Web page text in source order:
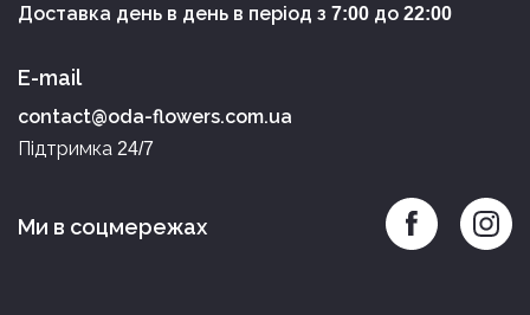
Доставка день в день в період з 7:00 до 22:00
E-mail
contact@oda-flowers.com.ua
Підтримка 24/7
Ми в соцмережах